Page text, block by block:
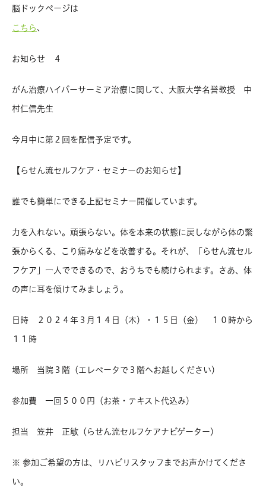
脳ドックページは
こちら、
お知らせ ４
がん治療ハイパーサーミア治療に関して、大阪大学名誉教授 中
村仁信先生
今月中に第２回を配信予定です。
【らせん流セルフケア・セミナーのお知らせ】
誰でも簡単にできる上記セミナー開催しています。
力を入れない。頑張らない。体を本来の状態に戻しながら体の緊
張からくる、こり痛みなどを改善する。それが、「らせん流セル
フケア」一人でできるので、おうちでも続けられます。さあ、体
の声に耳を傾けてみましょう。
日時 ２０２４年３月１４日（木）・１５日（金） １０時から
１１時
場所 当院３階（エレベータで３階へお越しください）
参加費 一回５００円（お茶・テキスト代込み）
担当 笠井 正敏（らせん流セルフケアナビゲーター）
※ 参加ご希望の方は、リハビリスタッフまでお声かけてくださ
い。